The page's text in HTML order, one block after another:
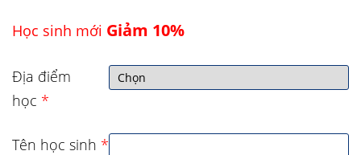
Học sinh mới Giảm 10%
Địa điểm
học *
Tên học sinh *